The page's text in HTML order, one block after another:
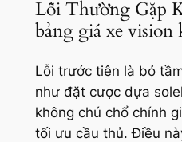
Lỗi Thường Gặp
bảng giá xe
Lỗi trước tiên là bỏ
như đặt cược dựa
không chú chổ chính
tối ưu cầu thủ. Điều